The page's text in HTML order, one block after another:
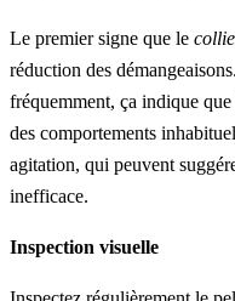
Le premier signe que le
réduction des
fréquemment, ça indique
des comportements
agitation, qui peuvent
inefficace.
Inspection visuelle